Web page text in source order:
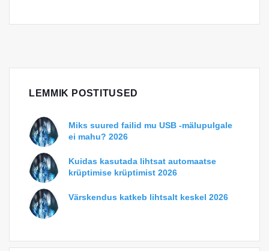
LEMMIK POSTITUSED
Miks suured failid mu USB -mälupulgale
ei mahu? 2026
Kuidas kasutada lihtsat automaatse
krüptimise krüptimist 2026
Värskendus katkeb lihtsalt keskel 2026